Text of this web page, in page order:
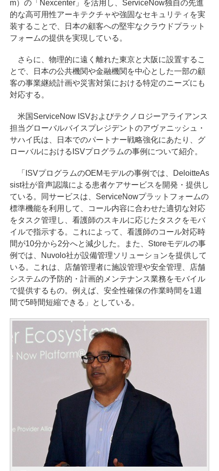
m）の「Nexcenter」を活用し、ServiceNow独自の先進
的な高可用性アーキテクチャや強固なセキュリティを実
装することで、日本の顧客への堅牢なクラウドプラット
フォームの提供を実現している。
さらに、物理的に遠く離れた東京と大阪に設置するこ
とで、日本の公共機関や金融機関を中心とした一部の顧
客の事業継続計画や災害対策における特定のニーズにも
対応する。
米国ServiceNow ISVおよびテクノロジーアライアンス
担当グローバルバイスプレジデントのアヴァニッシュ・
サハイ氏は、日本でのパートナー戦略強化にあたり、グ
ローバルにおけるISVプログラムの事例について紹介。
「ISVプログラムのOEMモデルの事例では、DeloitteAs
sist社が音声認識による患者ケアサービスを開発・提供し
ている。同サービスは、ServiceNowプラットフォームの
標準機能を利用して、コール内容に合わせた適切な対応
をタスク管理し、看護師のスキルに応じたタスクをモバ
イルで指示する。これによって、看護師のコール対応時
間が10分から2分へと減少した。また、Storeモデルの事
例では、Nuvolo社が設備管理ソリューションを提供して
いる。これは、店舗管理者に施設管理や安全管理、店舗
システムの予防的・計画的メンテナンス業務をモバイル
で提供するもの。例えば、安全性確保の作業時間を1週
間で5時間短縮できる」としている。